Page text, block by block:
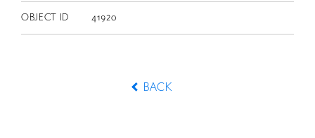
OBJECT ID 41920
BACK